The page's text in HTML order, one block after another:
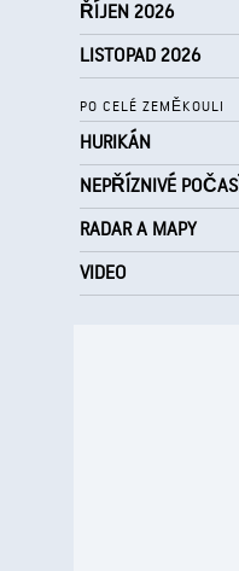
ŘÍJEN 2026
LISTOPAD 2026
PO CELÉ ZEMĚKOULI
HURIKÁN
NEPŘÍZNIVÉ
RADAR A MAPY
VIDEO